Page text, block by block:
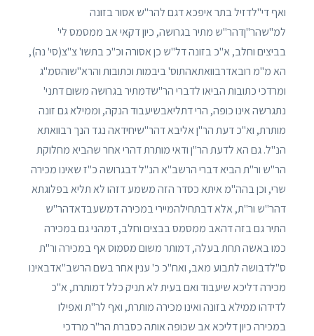
ואף די"לדזיל בתר איפכא דגם להר"ש אסור בזונה
למ"שהר"ןדהר"ש מתיר בגרושה, כיון דקאי אב ממסמס לי'
בביצים וחלב, א"כ בזונה דל"ש כן אסורה וכ"כ בתשו' צ"צ(סי' נה),
הא מ"מ רובאדרבוואתאהתוס' ביבמות וכתובות והרא"שוהסמ"ג
ומרדכי כתובות הביאו לדברי הר"שדמתיר בגרושה משום דתני'
נתגרשה אינו כופה, הרי דתליאבשיעבוד הנקה, וממילא גם זונה
מותרת, וא"כ דעת הר"ן אליבא דהר"שיחידאה נגד הנך רבוואתא
הנ"ל. גם הא לדעת הר"ן ודאי מותרת דהרי אחר שהביא מחלוקת
הר"ש ור"ת הביא דברי הרשב"א הנ"ל דבגרושה כ"ז שאינו מכירה
שרי, וכן בהה"מ איתא כסדר הזה משמע דזהו לא תליא בפלוגתא
דהר"ש ור"ת, אלא דבתחילהמיירי במכירה דמשעבדאדהר"ש
התיר גם בזה דהאב ממסמס בבצים וחלב, דמהני גם במכירה
כמו באשה תחת בעלה, דמותר משום מסמוס אף במכירה ור"ת
ס"לדבושה לתבוע מאב, ואח"כ כ' ענין אחר בשם הרשב"אדבאינו
מכירה דליכא שיעבוד ואם בעית לא תניק כלל דמותרת, א"כ
לדידהו ממילא בזונה ואינו מכירה מותרת, ואף לר"ת ואפילו
במכירה כיון דליכא אב שכופה אותה כסברת הר"ר מרדכי